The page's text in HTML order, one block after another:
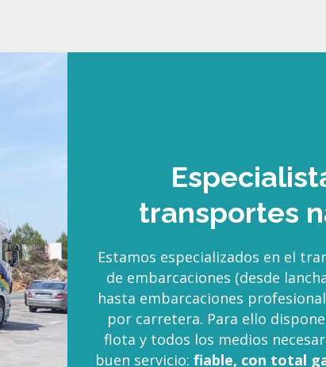
transportes
Estamos especializados en el
de embarcaciones (desde
hasta embarcaciones
por carretera. Para ello
flota y todos los medios
buen servicio: fiable, con total